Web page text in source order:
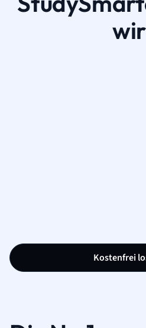
Kostenfrei